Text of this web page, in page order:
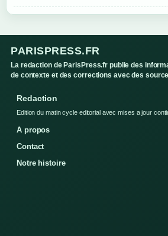
PARISPRESS.FR
La redaction de ParisPress.fr publie des
de contexte et des corrections avec des
Redaction
Edition du matin cycle editorial avec mises a jour
A propos
Contact
Notre histoire